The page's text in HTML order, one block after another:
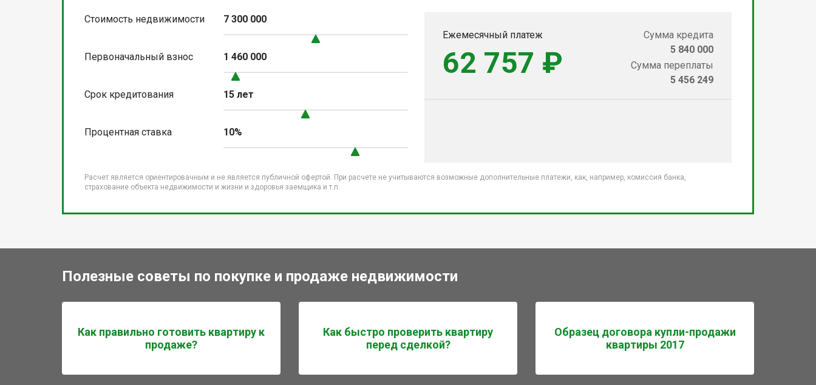
Стоимость недвижимости 7 300 000
Первоначальный взнос 1 460 000
Срок кредитования 15 лет
Процентная ставка 10%
Ежемесячный платеж
62 757 ₽
Сумма кредита
5 840 000
Сумма переплаты
5 456 249
Расчет является ориентировачным и не является публичной офертой. При расчете не учитываются возможные дополнительные платежи, как, например, комиссия банка,
страхование объекта недвижимости и жизни и здоровья заемщика и т.п.
Полезные советы по покупке и продаже недвижимости
Как правильно готовить квартиру к
продаже?
Как быстро проверить квартиру
перед сделкой?
Образец договора купли-продажи
квартиры 2017